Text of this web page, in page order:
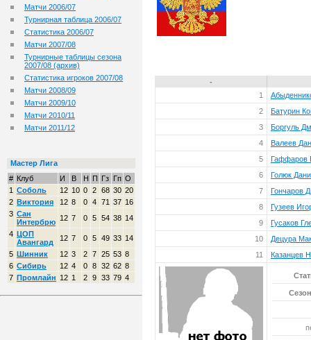
Матчи 2006/07
Турнирная таблица 2006/07
Статистика 2006/07
Матчи 2007/08
Турнирные таблицы сезона
2007/08 (архив)
Статистика игроков 2007/08
Матчи 2008/09
Матчи 2009/10
Матчи 2010/11
Матчи 2011/12
Мастер Лига
# Клуб И В Н П Гз Гп О
1 Соболь 12 10 0 2 68 30 20
2 Виктория 12 8 0 4 71 37 16
3 Сан
Интербрю 12 7 0 5 54 38 14
4 ЦОП
Авангард
12 7 0 5 49 33 14
5 Шинник 12 3 2 7 25 53 8
6 Сибирь 12 4 0 8 32 62 8
7 Промлайн 12 1 2 9 33 79 4
-
1
2
Батурин
3
Боргуль
4
Валеев
5
Гаффаров
6
Голюк
7
Гончаров
8
Гузеев
9
Гусаков
10
Децура
11
Казанцев